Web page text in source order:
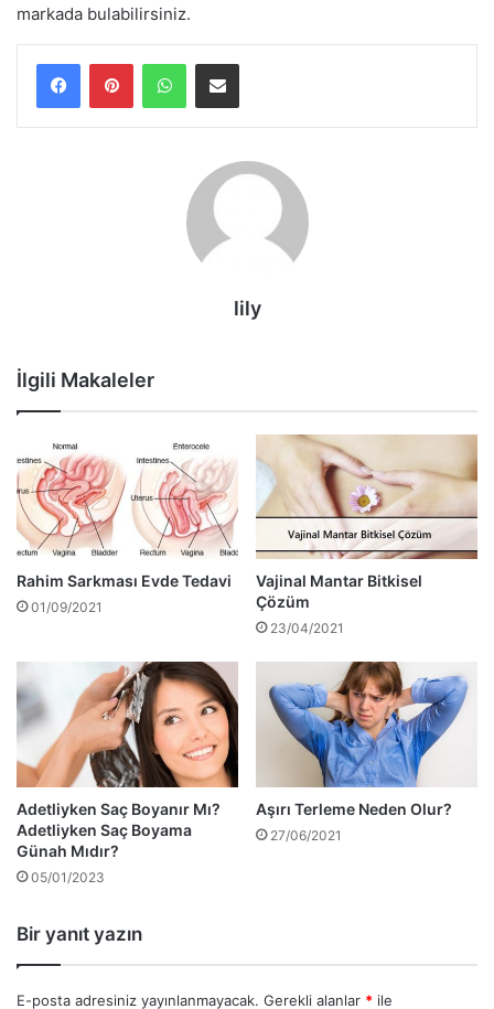
markada bulabilirsiniz.
WhatsAppE-Posta ile paylaş
lily
İlgili Makaleler
Rahim Sarkması Evde Tedavi
01/09/2021
Vajinal Mantar Bitkisel
Çözüm
23/04/2021
Adetliyken Saç Boyanır Mı?
Adetliyken Saç Boyama
Günah Mıdır?
05/01/2023
Aşırı Terleme Neden Olur?
27/06/2021
Bir yanıt yazın
E-posta adresiniz yayınlanmayacak. Gerekli alanlar * ile